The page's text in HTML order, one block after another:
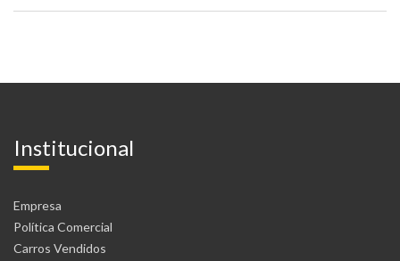
Institucional
Empresa
Política Comercial
Carros Vendidos